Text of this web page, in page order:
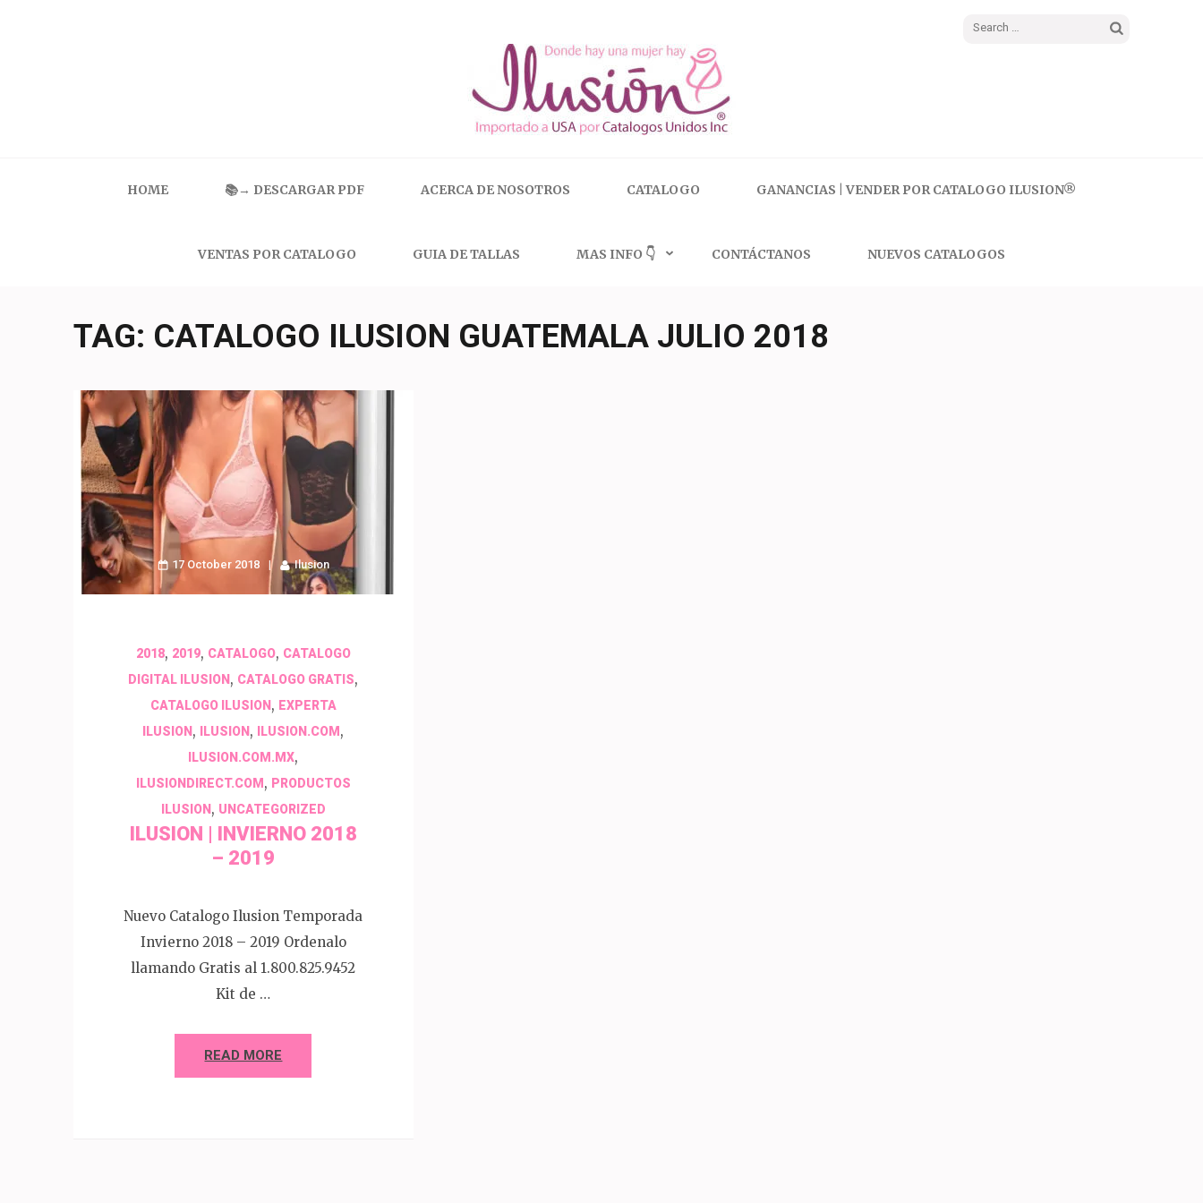
Search
HOME 📚→ DESCARGAR PDF ACERCA DE NOSOTROS CATALOGO GANANCIAS | VENDER POR CATALOGO ILUSION®
VENTAS POR CATALOGO GUIA DE TALLAS MAS INFO 👇 CONTÁCTANOS NUEVOS CATALOGOS
TAG: CATALOGO ILUSION GUATEMALA JULIO 2018
17 October 2018 Ilusion
2018, 2019, CATALOGO, CATALOGO
DIGITAL ILUSION , CATALOGO GRATIS,
CATALOGO ILUSION, EXPERTA
ILUSION , ILUSION , ILUSION.COM ,
ILUSION.COM.MX,
ILUSIONDIRECT.COM , PRODUCTOS
ILUSION, UNCATEGORIZED
ILUSION | INVIERNO 2018
– 2019
Nuevo Catalogo Ilusion Temporada
Invierno 2018 – 2019 Ordenalo
llamando Gratis al 1.800.825.9452
Kit de …
READ MORE